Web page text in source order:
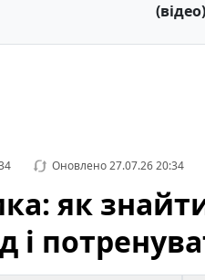
(відео)
Оновлено27.07.26 20:34
як
і